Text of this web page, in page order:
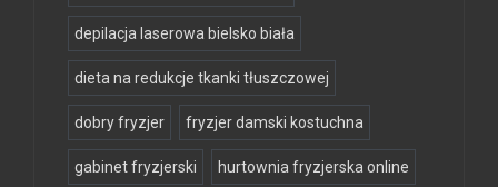
depilacja laserowa bielsko biała
dieta na redukcje tkanki tłuszczowej
dobry fryzjer fryzjer damski kostuchna
gabinet fryzjerski hurtownia fryzjerska online